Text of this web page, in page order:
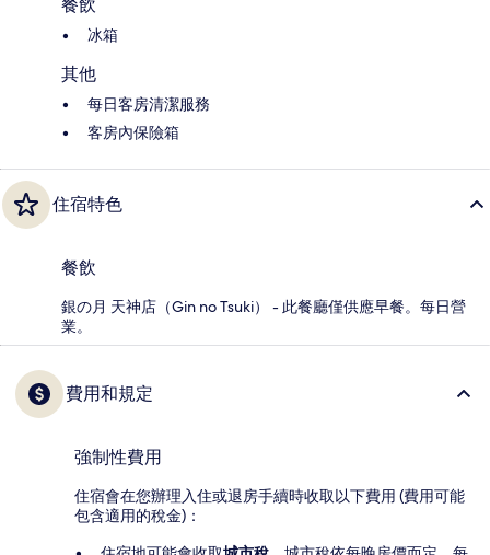
餐飲
冰箱
其他
每日客房清潔服務
客房內保險箱
住宿特色
餐飲
銀の月 天神店（Gin no Tsuki） - 此餐廳僅供應早餐。每日營
業。
費用和規定
強制性費用
住宿會在您辦理入住或退房手續時收取以下費用 (費用可能
包含適用的稅金)：